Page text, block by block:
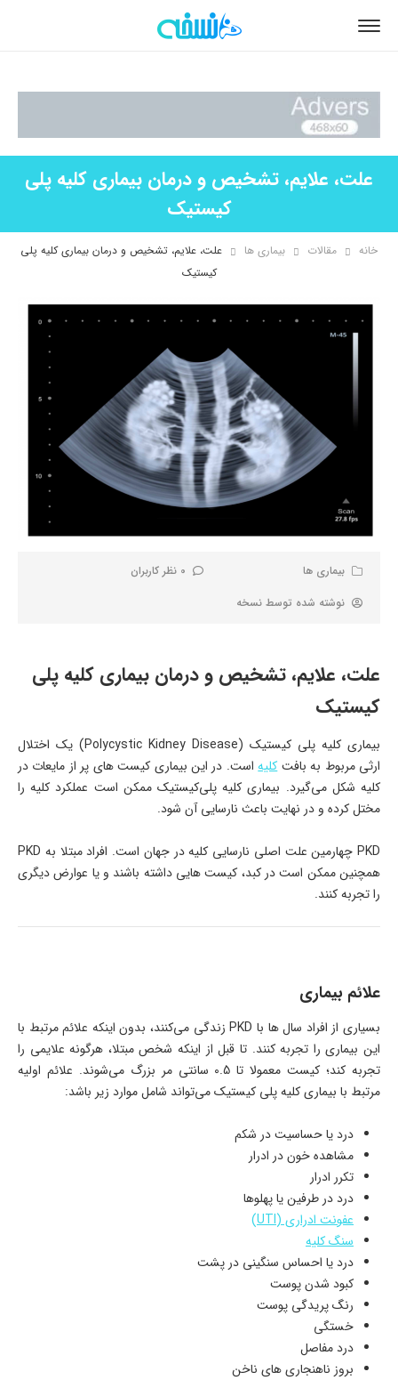
علت، علایم، تشخیص و درمان بیماری کلیه پلی
کیستیک
خانه مقالات بیماری ها
علت، علایم، تشخیص و درمان بیماری کلیه پلی
کیستیک
بیماری ها
0 نظر کاربران
نوشته شده توسط نسخه
علت، علایم، تشخیص و درمان بیماری کلیه پلی
کیستیک
بیماری کلیه پلی کیستیک (Polycystic Kidney Disease) یک اختلال
ارثی مربوط به بافتکلیهاست. در این بیماری کیست های پر از مایعات در
کلیه شکل می‌گیرد. بیماری کلیه پلی‌کیستیک ممکن است عملکرد کلیه را
مختل کرده و در نهایت باعث نارسایی آن شود.
PKD چهارمین علت اصلی نارسایی کلیه در جهان است. افراد مبتلا به PKD
همچنین ممکن است در کبد، کیست هایی داشته باشند و یا عوارض دیگری
را تجربه کنند.
علائم بیماری
بسیاری از افراد سال‌ ها با PKD زندگی می‌کنند، بدون اینکه علائم مرتبط با
این بیماری را تجربه کنند. تا قبل از اینکه شخص مبتلا، هرگونه علایمی را
تجربه کند؛ کیست معمولا تا 0.5 سانتی مر بزرگ می‌شوند. علائم اولیه
مرتبط با بیماری کلیه پلی کیستیک می‌تواند شامل موارد زیر باشد:
درد یا حساسیت در شکم
مشاهده خون در ادرار
تکرر ادرار
درد در طرفین یا پهلوها
عفونت ادراری (UTI)
سنگ کلیه
درد یا احساس سنگینی در پشت
کبود شدن پوست
رنگ پریدگی پوست
خستگی
درد مفاصل
بروز ناهنجاری های ناخن